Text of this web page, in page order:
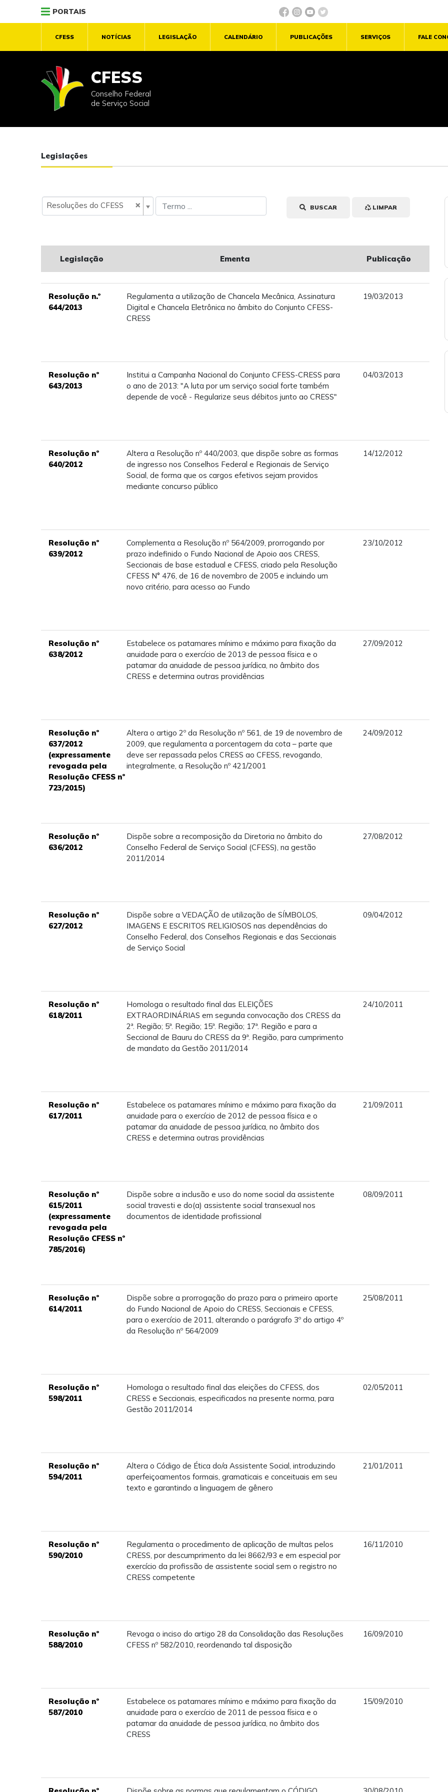
PORTAIS
CFESS NOTÍCIAS LEGISLAÇÃO CALENDÁRIO PUBLICAÇÕES SERVIÇOS FALE
CFESS
Conselho Federal
de Serviço Social
Legislações
×
Resoluções do CFESS BUSCAR LIMPAR
Legislação Ementa Publicação
Resolução n.º
644/2013
Regulamenta a utilização de Chancela Mecânica, Assinatura
Digital e Chancela Eletrônica no âmbito do Conjunto CFESS-
CRESS
19/03/2013
Resolução nº
643/2013
Institui a Campanha Nacional do Conjunto CFESS-CRESS para
o ano de 2013: "A luta por um serviço social forte também
depende de você - Regularize seus débitos junto ao CRESS"
04/03/2013
Resolução nº
640/2012
Altera a Resolução nº 440/2003, que dispõe sobre as formas
de ingresso nos Conselhos Federal e Regionais de Serviço
Social, de forma que os cargos efetivos sejam providos
mediante concurso público
14/12/2012
Resolução nº
639/2012
Complementa a Resolução nº 564/2009, prorrogando por
prazo indefinido o Fundo Nacional de Apoio aos CRESS,
Seccionais de base estadual e CFESS, criado pela Resolução
CFESS N° 476, de 16 de novembro de 2005 e incluindo um
novo critério, para acesso ao Fundo
23/10/2012
Resolução nº
638/2012
Estabelece os patamares mínimo e máximo para fixação da
anuidade para o exercício de 2013 de pessoa física e o
patamar da anuidade de pessoa jurídica, no âmbito dos
CRESS e determina outras providências
27/09/2012
Resolução nº
637/2012
(expressamente
revogada pela
Resolução CFESS nº
723/2015)
Altera o artigo 2º da Resolução nº 561, de 19 de novembro de
2009, que regulamenta a porcentagem da cota – parte que
deve ser repassada pelos CRESS ao CFESS, revogando,
integralmente, a Resolução nº 421/2001
24/09/2012
Resolução nº
636/2012
Dispõe sobre a recomposição da Diretoria no âmbito do
Conselho Federal de Serviço Social (CFESS), na gestão
2011/2014
27/08/2012
Resolução nº
627/2012
Dispõe sobre a VEDAÇÃO de utilização de SÍMBOLOS,
IMAGENS E ESCRITOS RELIGIOSOS nas dependências do
Conselho Federal, dos Conselhos Regionais e das Seccionais
de Serviço Social
09/04/2012
Resolução nº
618/2011
Homologa o resultado final das ELEIÇÕES
EXTRAORDINÁRIAS em segunda convocação dos CRESS da
2ª. Região; 5ª. Região; 15ª. Região; 17ª. Região e para a
Seccional de Bauru do CRESS da 9ª. Região, para cumprimento
de mandato da Gestão 2011/2014
24/10/2011
Resolução nº
617/2011
Estabelece os patamares mínimo e máximo para fixação da
anuidade para o exercício de 2012 de pessoa física e o
patamar da anuidade de pessoa jurídica, no âmbito dos
CRESS e determina outras providências
21/09/2011
Resolução nº
615/2011
(expressamente
revogada pela
Resolução CFESS nº
785/2016)
Dispõe sobre a inclusão e uso do nome social da assistente
social travesti e do(a) assistente social transexual nos
documentos de identidade profissional
08/09/2011
Resolução nº
614/2011
Dispõe sobre a prorrogação do prazo para o primeiro aporte
do Fundo Nacional de Apoio do CRESS, Seccionais e CFESS,
para o exercício de 2011, alterando o parágrafo 3º do artigo 4º
da Resolução nº 564/2009
25/08/2011
Resolução nº
598/2011
Homologa o resultado final das eleições do CFESS, dos
CRESS e Seccionais, especificados na presente norma, para
Gestão 2011/2014
02/05/2011
Resolução nº
594/2011
Altera o Código de Ética do/a Assistente Social, introduzindo
aperfeiçoamentos formais, gramaticais e conceituais em seu
texto e garantindo a linguagem de gênero
21/01/2011
Resolução nº
590/2010
Regulamenta o procedimento de aplicação de multas pelos
CRESS, por descumprimento da lei 8662/93 e em especial por
exercício da profissão de assistente social sem o registro no
CRESS competente
16/11/2010
Resolução nº
588/2010
Revoga o inciso do artigo 28 da Consolidação das Resoluções
CFESS nº 582/2010, reordenando tal disposição
16/09/2010
Resolução nº
587/2010
Estabelece os patamares mínimo e máximo para fixação da
anuidade para o exercício de 2011 de pessoa física e o
patamar da anuidade de pessoa jurídica, no âmbito dos
CRESS
15/09/2010